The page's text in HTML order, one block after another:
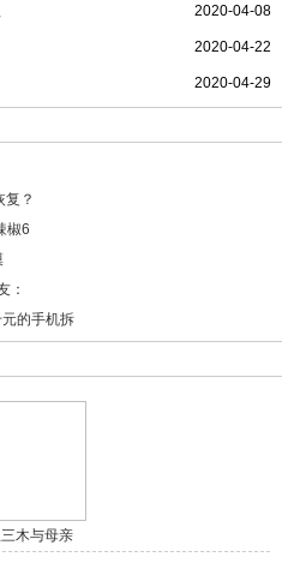
2020-04-08
2020-04-22
2020-04-29
？
椒6
：
的手机拆
木与母亲